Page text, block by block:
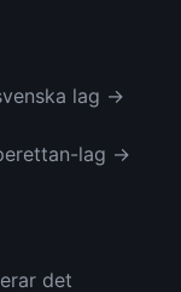
lag →
lag →
det